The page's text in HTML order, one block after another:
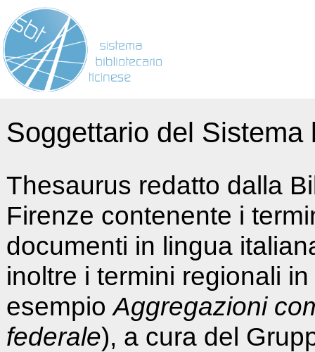
Soggettario del
Thesaurus redatto dalla
Firenze contenente i
documenti in lingua
inoltre i termini regionali
esempioAggregazioni
federale), a cura del